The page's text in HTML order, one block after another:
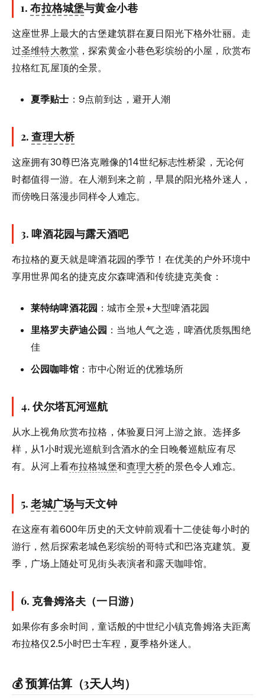
1.布拉格城堡与黄金小巷
这座世界上最大的古堡建筑群在夏日阳光下格外壮丽。走
过圣维特大教堂 ，探索黄金小巷色彩缤纷的小屋，欣赏布
拉格红瓦屋顶的全景。
夏季贴士 ：9点前到达，避开人潮
2.查理大桥
这座拥有30尊巴洛克雕像的14世纪标志性桥梁，无论何
时都值得一游。在人潮到来之前，早晨的阳光格外迷人，
而傍晚日落漫步同样令人难忘。
3.啤酒花园与露天酒吧
布拉格的夏天就是啤酒花园的季节！在优美的户外环境中
享用世界闻名的捷克皮尔森啤酒和传统捷克美食：
莱特纳啤酒花园 ：城市全景+大型啤酒花园
里格罗夫萨迪公园 ：当地人气之选，啤酒优质氛围绝
佳
公园咖啡馆：市中心附近的优雅场所
4.伏尔塔瓦河巡航
从水上视角欣赏布拉格，体验夏日河上游之旅。选择多
样，从1小时观光巡航到含酒水的全日晚餐巡航应有尽
有。从河上看布拉格城堡和查理大桥的景色令人难忘。
5.老城广场与天文钟
在这座有着600年历史的天文钟前观看十二使徒每小时的
游行，然后探索老城色彩缤纷的哥特式和巴洛克建筑。夏
季，广场上随处可见街头表演者和露天咖啡馆。
6. 克鲁姆洛夫（一日游）
如果你有多余时间，童话般的中世纪小镇克鲁姆洛夫距离
布拉格仅2.5小时巴士车程，夏季格外迷人。
💰 预算估算（3天人均）